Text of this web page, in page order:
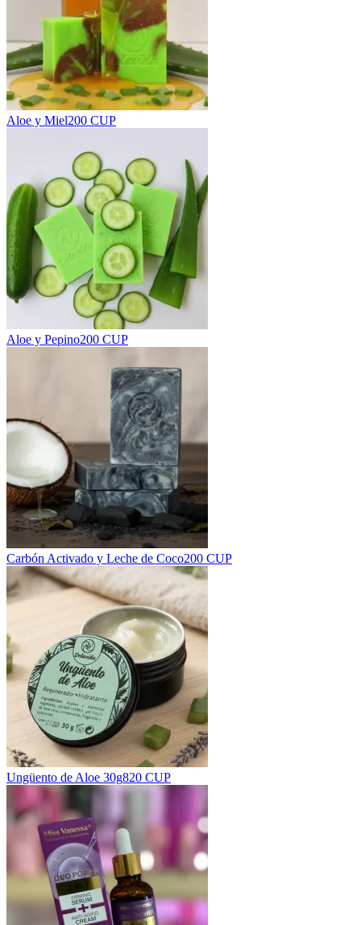
Aloe y Miel200 CUP
Aloe y Pepino200 CUP
Carbón Activado y Leche de Coco200 CUP
Ungüento de Aloe 30g820 CUP